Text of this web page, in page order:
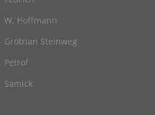
W. Hoffmann
Grotrian Steinweg
Petrof
Samick